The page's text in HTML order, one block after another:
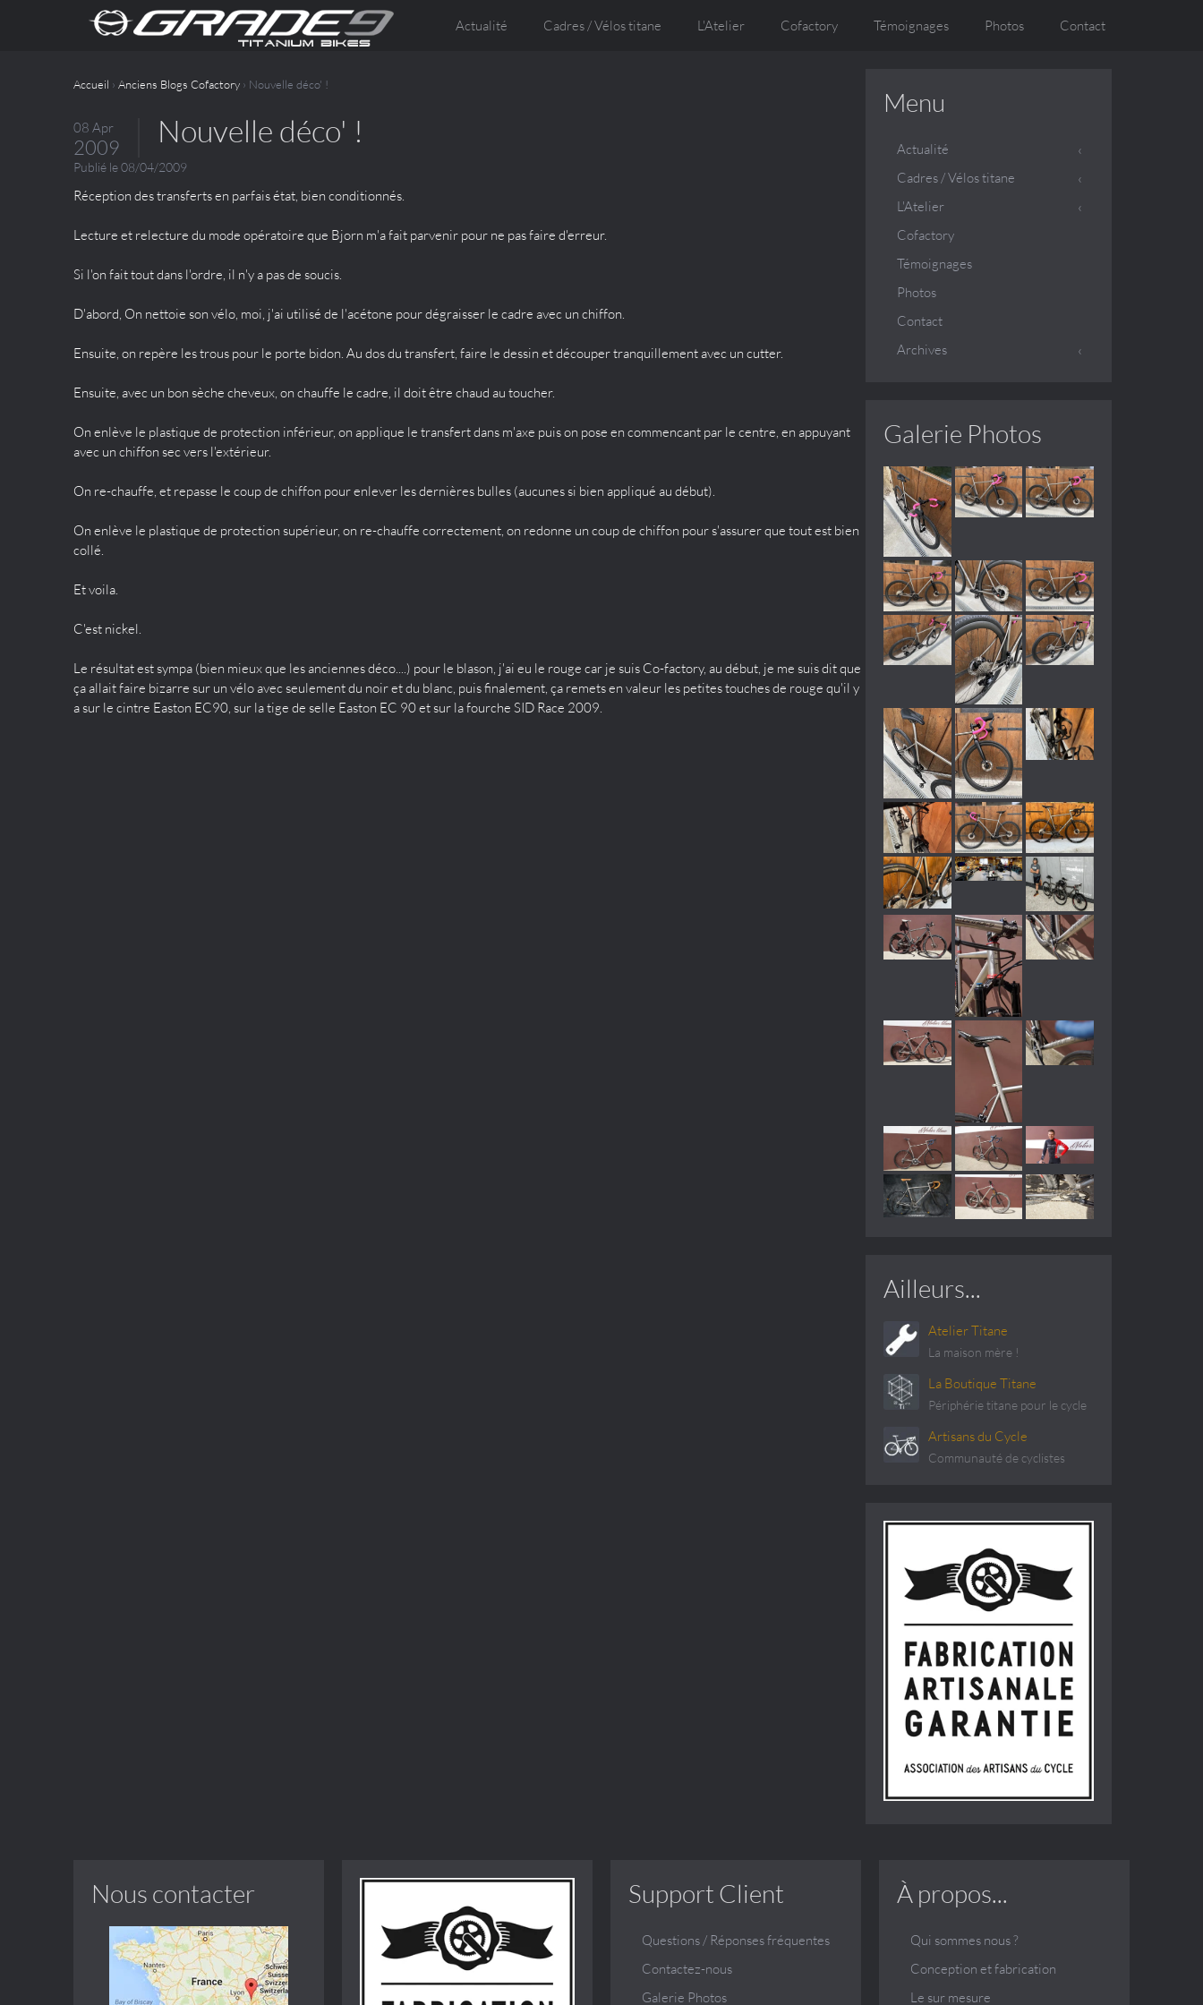
Actualité Cadres / Vélos titane L'Atelier Cofactory Témoignages Photos Contact
Accueil › Anciens Blogs Cofactory › Nouvelle déco' !
08 Apr
2009 Nouvelle déco' !
Publié le 08/04/2009
Réception des transferts en parfais état, bien conditionnés.
Lecture et relecture du mode opératoire que Bjorn m'a fait parvenir pour ne pas faire d'erreur.
Si l'on fait tout dans l'ordre, il n'y a pas de soucis.
D'abord, On nettoie son vélo, moi, j'ai utilisé de l'acétone pour dégraisser le cadre avec un chiffon.
Ensuite, on repère les trous pour le porte bidon. Au dos du transfert, faire le dessin et découper tranquillement avec un cutter.
Ensuite, avec un bon sèche cheveux, on chauffe le cadre, il doit être chaud au toucher.
On enlève le plastique de protection inférieur, on applique le transfert dans m'axe puis on pose en commencant par le centre, en appuyant
avec un chiffon sec vers l'extérieur.
On re-chauffe, et repasse le coup de chiffon pour enlever les dernières bulles (aucunes si bien appliqué au début).
On enlève le plastique de protection supérieur, on re-chauffe correctement, on redonne un coup de chiffon pour s'assurer que tout est bien
collé.
Et voila.
C'est nickel.
Le résultat est sympa (bien mieux que les anciennes déco....) pour le blason, j'ai eu le rouge car je suis Co-factory, au début, je me suis dit que
ça allait faire bizarre sur un vélo avec seulement du noir et du blanc, puis finalement, ça remets en valeur les petites touches de rouge qu'il y
a sur le cintre Easton EC90, sur la tige de selle Easton EC 90 et sur la fourche SID Race 2009.
Menu
Actualité
Cadres / Vélos titane
L'Atelier
Cofactory
Témoignages
Photos
Contact
Archives
Galerie Photos
Ailleurs...
Atelier Titane
La maison mère !
La Boutique Titane
Périphérie titane pour le cycle
Artisans du Cycle
Communauté de cyclistes
Nous contacter Support Client
Questions / Réponses fréquentes
Contactez-nous
Galerie Photos
À propos...
Qui sommes nous ?
Conception et fabrication
Le sur mesure